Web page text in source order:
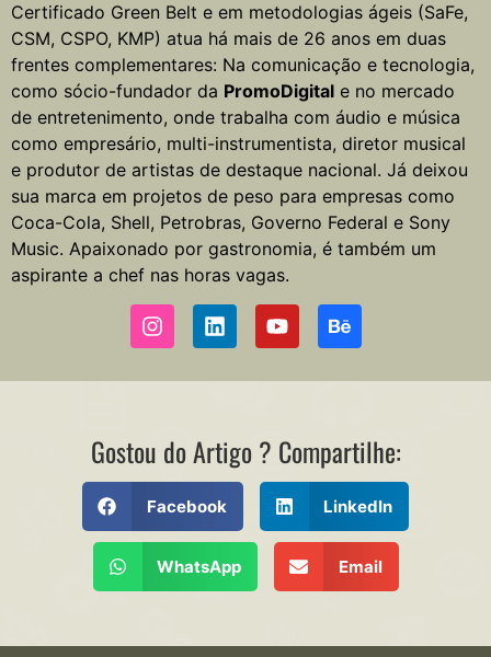
Certificado Green Belt e em metodologias ágeis (SaFe,
CSM, CSPO, KMP) atua há mais de 26 anos em duas
frentes complementares: Na comunicação e tecnologia,
como sócio-fundador da PromoDigital e no mercado
de entretenimento, onde trabalha com áudio e música
como empresário, multi-instrumentista, diretor musical
e produtor de artistas de destaque nacional. Já deixou
sua marca em projetos de peso para empresas como
Coca-Cola, Shell, Petrobras, Governo Federal e Sony
Music. Apaixonado por gastronomia, é também um
aspirante a chef nas horas vagas.
Gostou do Artigo ? Compartilhe:
Facebook LinkedIn
WhatsApp Email